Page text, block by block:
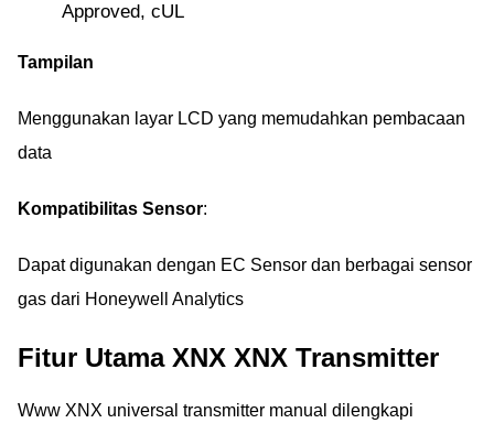
Approved, cUL
Tampilan
Menggunakan layar LCD yang memudahkan pembacaan
data
Kompatibilitas Sensor:
Dapat digunakan dengan EC Sensor dan berbagai sensor
gas dari Honeywell Analytics
Fitur Utama XNX XNX Transmitter
Www XNX universal transmitter manual dilengkapi